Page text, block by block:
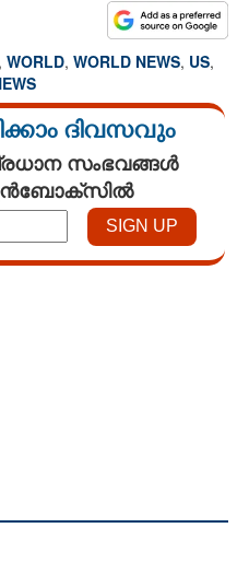
, WORLD, WORLD NEWS, US,
ദിവസവും
സംഭവങ്ങൾ